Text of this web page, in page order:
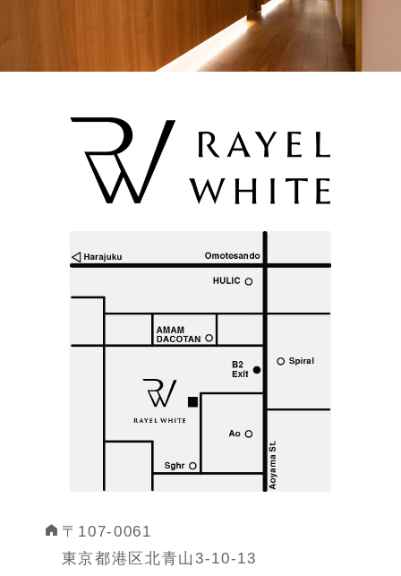
〒107-0061
東京都港区北青山3-10-13